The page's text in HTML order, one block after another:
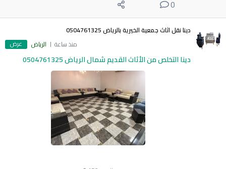
0
دينا نقل اثاث جمعية الخيرية بالرياض 0504761325
منذ ساعة
الرياض عرض
دينا التخلص من الأثاث القديم شمال الرياض 0504761325